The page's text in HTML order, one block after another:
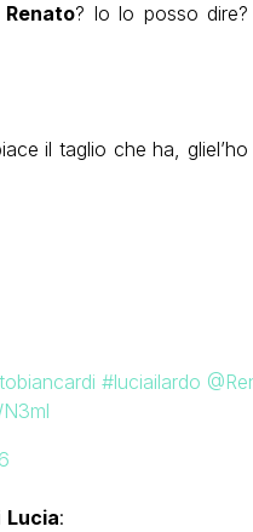
Renato? Io lo posso
il taglio che ha,
#luciailardo
Lucia: